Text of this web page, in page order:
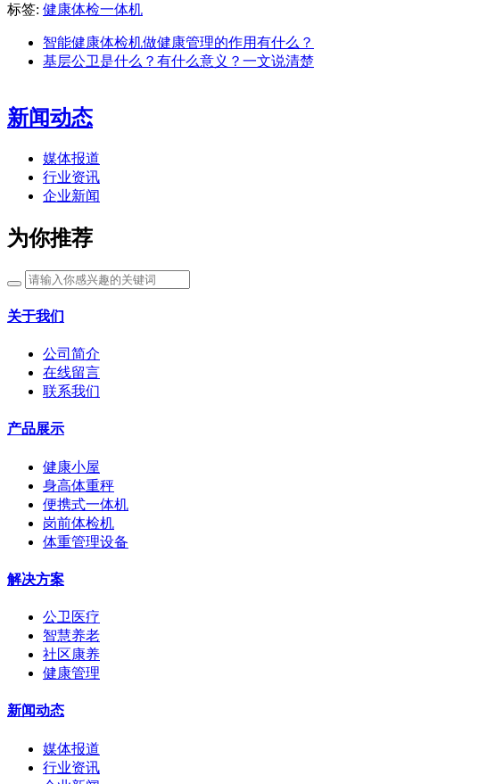
标签: 健康体检一体机
智能健康体检机做健康管理的作用有什么？
基层公卫是什么？有什么意义？一文说清楚
新闻动态
媒体报道
行业资讯
企业新闻
为你推荐
关于我们
公司简介
在线留言
联系我们
产品展示
健康小屋
身高体重秤
便携式一体机
岗前体检机
体重管理设备
解决方案
公卫医疗
智慧养老
社区康养
健康管理
新闻动态
媒体报道
行业资讯